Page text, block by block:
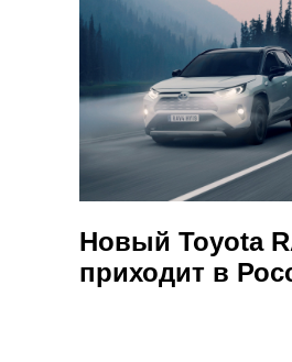
Новый Toyota
приходит в